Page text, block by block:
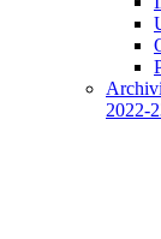
2022-